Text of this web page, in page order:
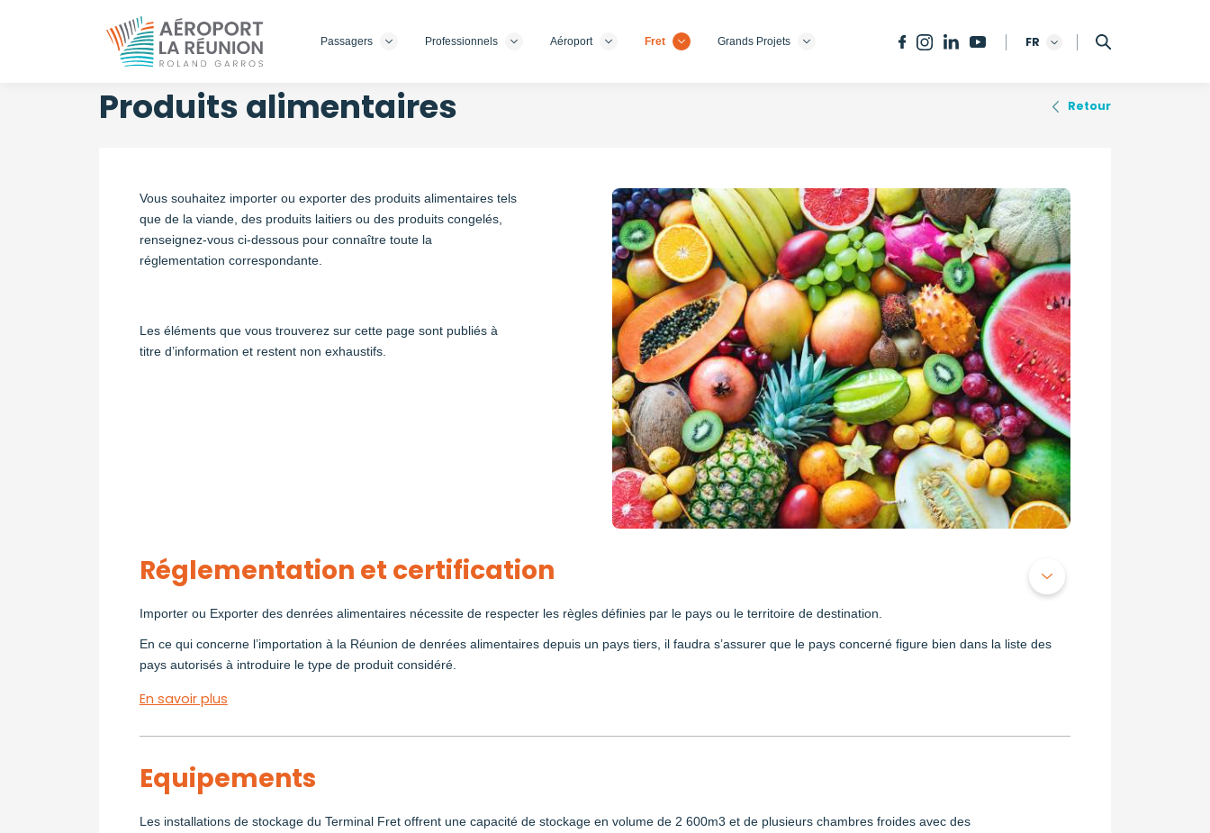
Passagers Professionnels Aéroport Fret Grands Projets FR
Produits alimentaires
Vous souhaitez importer ou exporter des produits alimentaires tels
que de la viande, des produits laitiers ou des produits congelés,
renseignez-vous ci-dessous pour connaître toute la
réglementation correspondante.
Les éléments que vous trouverez sur cette page sont publiés à
titre d’information et restent non exhaustifs.
Réglementation et certification
Importer ou Exporter des denrées alimentaires nécessite de respecter les règles définies par le pays ou le territoire de destination.
En ce qui concerne l’importation à la Réunion de denrées alimentaires depuis un pays tiers, il faudra s’assurer que le pays concerné figure bien dans la liste des
pays autorisés à introduire le type de produit considéré.
En savoir plus
Equipements
Les installations de stockage du Terminal Fret offrent une capacité de stockage en volume de 2 600m3 et de plusieurs chambres froides avec des
Retour